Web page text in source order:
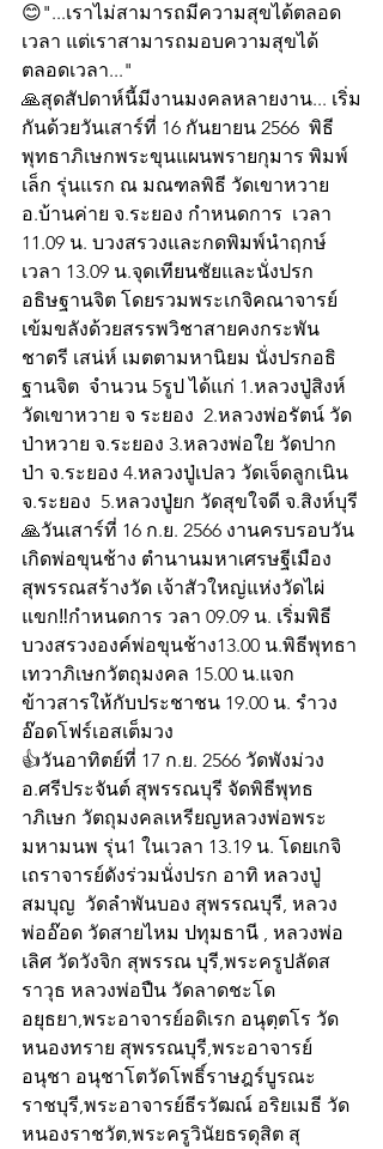
😊"...เราไม่สามารถมีความสุขได้ตลอด
เวลา แต่เราสามารถมอบความสุขได้
ตลอดเวลา..."
🙏สุดสัปดาห์นี้มีงานมงคลหลายงาน... เริ่ม
กันด้วยวันเสาร์ที่ 16 กันยายน 2566  พิธี
พุทธาภิเษกพระขุนแผนพรายกุมาร พิมพ์
เล็ก รุ่นแรก ณ มณฑลพิธี วัดเขาหวาย
อ.บ้านค่าย จ.ระยอง กำหนดการ  เวลา
11.09 น. บวงสรวงและกดพิมพ์นำฤกษ์
เวลา 13.09 น.จุดเทียนชัยและนั่งปรก
อธิษฐานจิต โดยรวมพระเกจิคณาจารย์
เข้มขลังด้วยสรรพวิชาสายคงกระพัน
ชาตรี เสน่ห์ เมตตามหานิยม นั่งปรกอธิ
ฐานจิต  จำนวน 5รูป ได้แก่ 1.หลวงปู่สิงห์
วัดเขาหวาย จ ระยอง  2.หลวงพ่อรัตน์ วัด
ป่าหวาย จ.ระยอง 3.หลวงพ่อใย วัดปาก
ป่า จ.ระยอง 4.หลวงปู่เปลว วัดเจ็ดลูกเนิน
จ.ระยอง  5.หลวงปู่ยก วัดสุขใจดี จ.สิงห์บุรี
🙏วันเสาร์ที่ 16 ก.ย. 2566 งานครบรอบวัน
เกิดพ่อขุนช้าง ตำนานมหาเศรษฐีเมือง
สุพรรณสร้างวัด เจ้าสัวใหญ่แห่งวัดไผ่
แขก‼กำหนดการ วลา 09.09 น. เริ่มพิธี
บวงสรวงองค์พ่อขุนช้าง13.00 น.พิธีพุทธา
เทวาภิเษกวัตถุมงคล 15.00 น.แจก
ข้าวสารให้กับประชาชน 19.00 น. รำวง
อ๊อดโฟร์เอสเต็มวง
👍วันอาทิตย์ที่ 17 ก.ย. 2566 วัดพังม่วง
อ.ศรีประจันต์ สุพรรณบุรี จัดพิธีพุทธ
าภิเษก วัตถุมงคลเหรียญหลวงพ่อพระ
มหามนพ รุ่น1 ในเวลา 13.19 น. โดยเกจิ
เถราจารย์ดังร่วมนั่งปรก อาทิ หลวงปู่
สมบุญ  วัดลำพันบอง สุพรรณบุรี, หลวง
พ่ออ๊อด วัดสายไหม ปทุมธานี , หลวงพ่อ
เลิศ วัดวังจิก สุพรรณ บุรี,พระครูปลัดส
ราวุธ หลวงพ่อปืน วัดลาดชะโด
อยุธยา,พระอาจารย์อดิเรก อนุตฺตโร วัด
หนองทราย สุพรรณบุรี,พระอาจารย์
อนุชา อนุชาโตวัดโพธิ์ราษฎร์บูรณะ
ราชบุรี,พระอาจารย์ธีรวัฒณ์ อริยเมธี วัด
หนองราชวัต,พระครูวินัยธรดุสิต สุ